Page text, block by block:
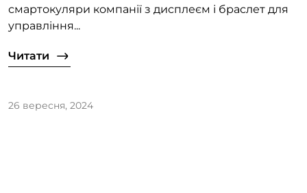
смартокуляри компанії з дисплеєм і браслет для
управління...
Читати
26 вересня, 2024